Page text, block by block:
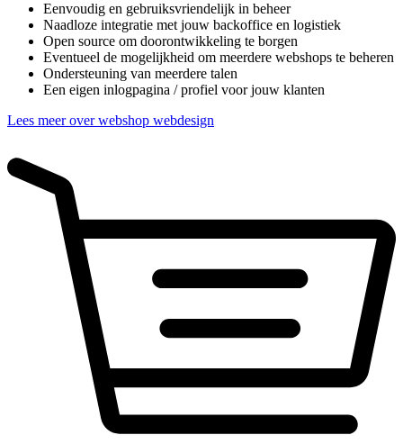
Eenvoudig en gebruiksvriendelijk in beheer
Naadloze integratie met jouw backoffice en logistiek
Open source om doorontwikkeling te borgen
Eventueel de mogelijkheid om meerdere webshops te beheren
Ondersteuning van meerdere talen
Een eigen inlogpagina / profiel voor jouw klanten
Lees meer over webshop webdesign